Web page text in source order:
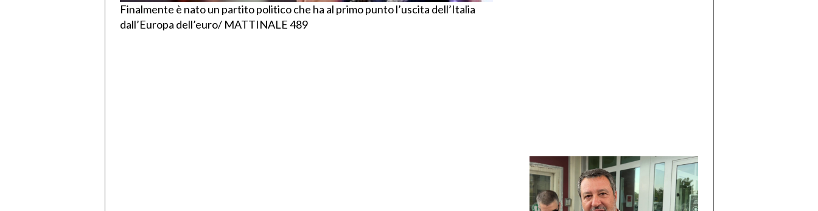
Finalmente è nato un partito politico che ha al primo punto l’uscita dell’Italia
dall’Europa dell’euro/ MATTINALE 489